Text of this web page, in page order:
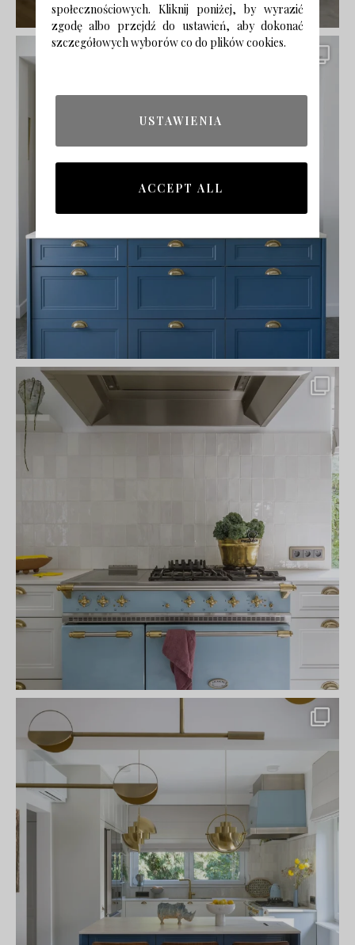
społecznościowych. Kliknij poniżej, by wyrazić
zgodę albo przejdź do ustawień, aby dokonać
szczegółowych wyborów co do plików cookies.
USTAWIENIA
ACCEPT ALL